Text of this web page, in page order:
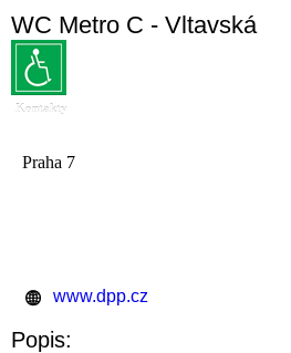
WC Metro C - Vltavská
Kontakty
Praha 7
www.dpp.cz
Popis: